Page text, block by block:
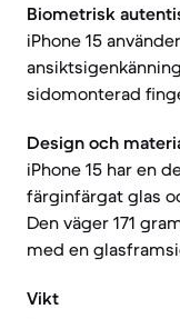
Biometrisk
iPhone 15
sidomonterad
Design och
iPhone 15 har en
färginfärgat glas
Den väger 171
med en
Vikt